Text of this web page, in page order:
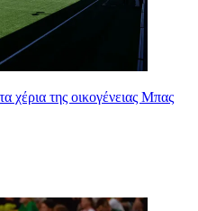
χέρια της οικογένειας Μπας